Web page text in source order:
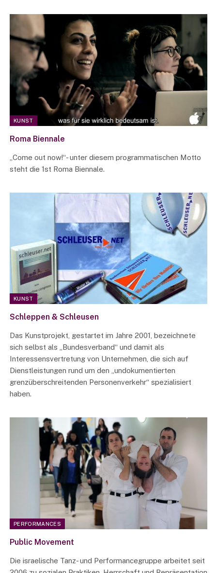
KUNST
Roma Biennale
„Come out now!“- unter diesem programmatischen Motto
steht die 1st Roma Biennale.
KUNST
Schleppen & Schleusen
Das Kunstprojekt, gestartet im Jahre 2001, bezeichnete
sich selbst als „Bundesverband“ und damit als
Interessensvertretung von Unternehmen, die sich auf
Dienstleistungen rund um den „undokumentierten
grenzüberschreitenden Personenverkehr“ spezialisiert
haben.
PERFORMANCES
Public Movement
Die israelische Tanz- und Performancegruppe arbeitet seit